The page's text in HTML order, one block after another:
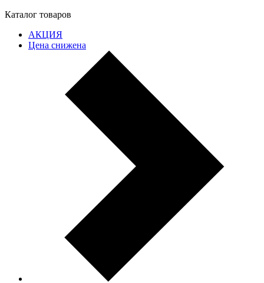
Каталог товаров
АКЦИЯ
Цена снижена